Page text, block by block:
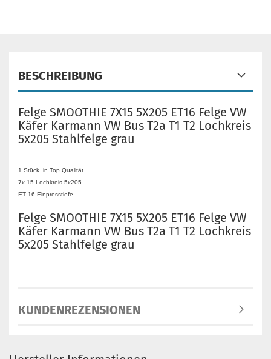
BESCHREIBUNG
Felge SMOOTHIE 7X15 5X205 ET16 Felge VW
Käfer Karmann VW Bus T2a T1 T2 Lochkreis
5x205 Stahlfelge grau
1 Stück in Top Qualität
7x 15 Lochkreis 5x205
ET 16 Einpresstiefe
Felge SMOOTHIE 7X15 5X205 ET16 Felge VW
Käfer Karmann VW Bus T2a T1 T2 Lochkreis
5x205 Stahlfelge grau
KUNDENREZENSIONEN